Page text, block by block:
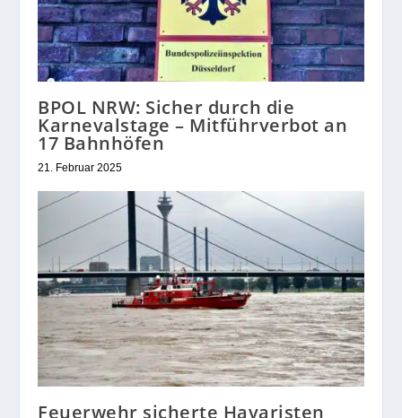
BPOL NRW: Sicher durch die
Karnevalstage – Mitführverbot an
17 Bahnhöfen
21. Februar 2025
Feuerwehr sicherte Havaristen